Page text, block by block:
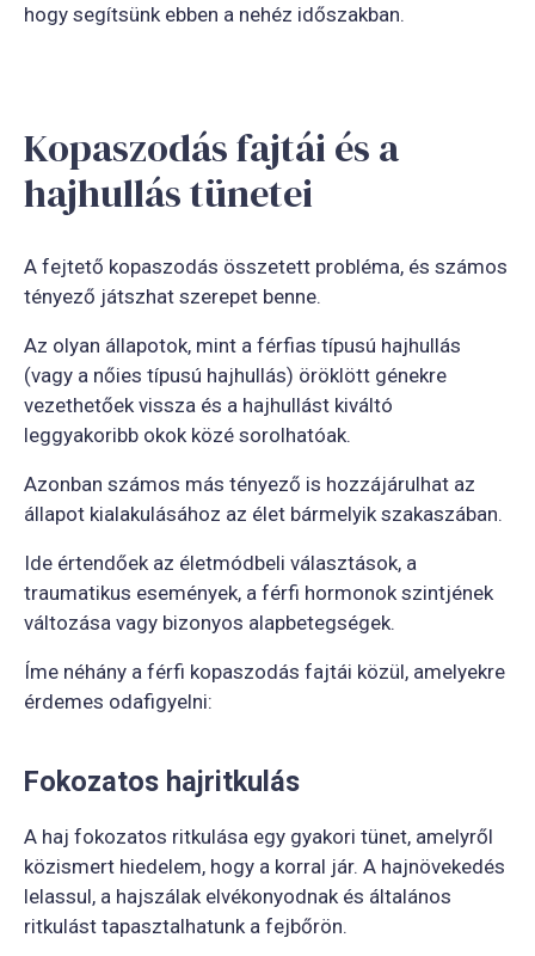
hogy segítsünk ebben a nehéz időszakban.
Kopaszodás fajtái és a
hajhullás tünetei
A fejtető kopaszodás összetett probléma, és számos
tényező játszhat szerepet benne.
Az olyan állapotok, mint a férfias típusú hajhullás
(vagy a nőies típusú hajhullás) öröklött génekre
vezethetőek vissza és a hajhullást kiváltó
leggyakoribb okok közé sorolhatóak.
Azonban számos más tényező is hozzájárulhat az
állapot kialakulásához az élet bármelyik szakaszában.
Ide értendőek az életmódbeli választások, a
traumatikus események, a férfi hormonok szintjének
változása vagy bizonyos alapbetegségek.
Íme néhány a férfi kopaszodás fajtái közül, amelyekre
érdemes odafigyelni:
Fokozatos hajritkulás
A haj fokozatos ritkulása egy gyakori tünet, amelyről
közismert hiedelem, hogy a korral jár. A hajnövekedés
lelassul, a hajszálak elvékonyodnak és általános
ritkulást tapasztalhatunk a fejbőrön.